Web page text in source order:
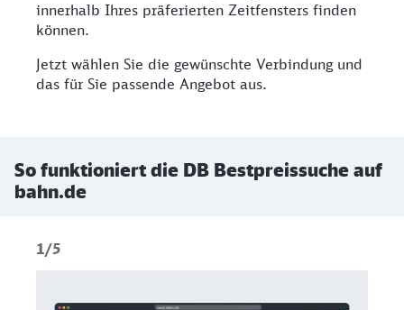
innerhalb Ihres präferierten Zeitfensters finden
können.
Jetzt wählen Sie die gewünschte Verbindung und
das für Sie passende Angebot aus.
So funktioniert die DB Bestpreissuche auf
bahn.de
1/5